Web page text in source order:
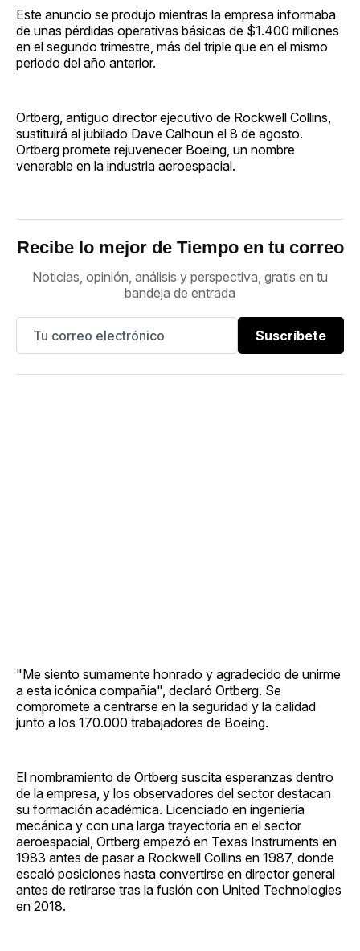
Este anuncio se produjo mientras la empresa informaba
de unas pérdidas operativas básicas de $1.400 millones
en el segundo trimestre, más del triple que en el mismo
periodo del año anterior.
Ortberg, antiguo director ejecutivo de Rockwell Collins,
sustituirá al jubilado Dave Calhoun el 8 de agosto.
Ortberg promete rejuvenecer Boeing, un nombre
venerable en la industria aeroespacial.
Recibe lo mejor de Tiempo en tu correo
Noticias, opinión, análisis y perspectiva, gratis en tu
bandeja de entrada
Suscríbete
"Me siento sumamente honrado y agradecido de unirme
a esta icónica compañía", declaró Ortberg. Se
compromete a centrarse en la seguridad y la calidad
junto a los 170.000 trabajadores de Boeing.
El nombramiento de Ortberg suscita esperanzas dentro
de la empresa, y los observadores del sector destacan
su formación académica. Licenciado en ingeniería
mecánica y con una larga trayectoria en el sector
aeroespacial, Ortberg empezó en Texas Instruments en
1983 antes de pasar a Rockwell Collins en 1987, donde
escaló posiciones hasta convertirse en director general
antes de retirarse tras la fusión con United Technologies
en 2018.